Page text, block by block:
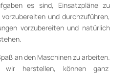
es sind, Einsatzpläne zu
und durchzuführen,
vorzubereiten und natürlich
an den Maschinen zu arbeiten.
wir herstellen, können ganz